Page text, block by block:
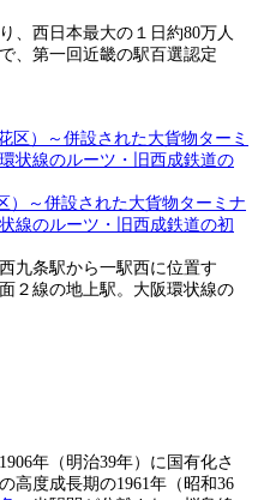
、西日本最大の１日約80万人
、第一回近畿の駅百選認定
）～併設された大貨物ターミナ
線のルーツ・旧西成鉄道の初
九条駅から一駅西に位置す
２線の地上駅。大阪環状線の
年（明治39年）に国有化さ
高度成長期の1961年（昭和36